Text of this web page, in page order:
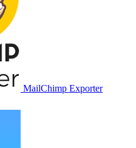
MailChimp Exporter